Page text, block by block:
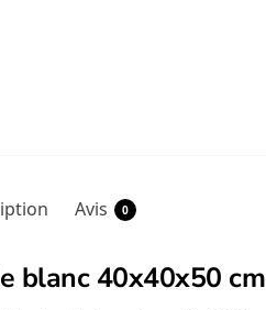
Avis 0
blanc 40x40x50 cm